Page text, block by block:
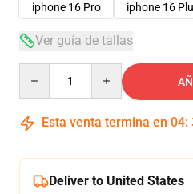
iphone 16 Pro
iphone 16
Ver guía de tallas
Esta venta termina en 04:
Deliver to United States